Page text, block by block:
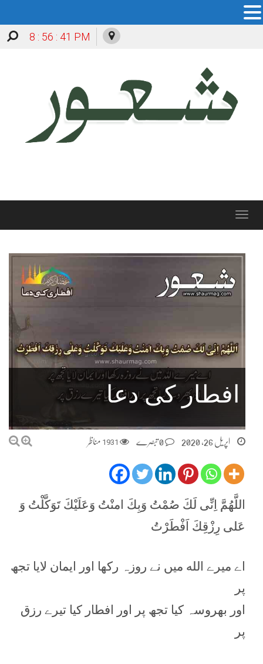
8 : 56 : 42 PM
Toggle
افطار کی دعا
اپریل 26, 2020 1931 مناظر
اللَّهُمَّ اِنِّى لَكَ صُمْتُ وَبِكَ امنْتُ وَعَلَيْكَ تَوَكَّلْتُ وَ
عَلى رِزْقِكَ اَفْطَرْتُ
اے میرے الله میں نے روزہ رکھا اور ایمان لایا تجھ
پر
اور بھروسہ کیا تجھ پر اور افطار کیا تیرے رزق
پر